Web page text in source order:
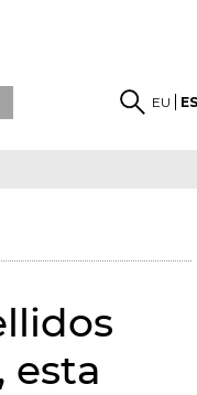
EU
esta